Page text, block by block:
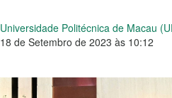
Universidade Politécnica de Macau
18 de Setembro de 2023 às 10:12